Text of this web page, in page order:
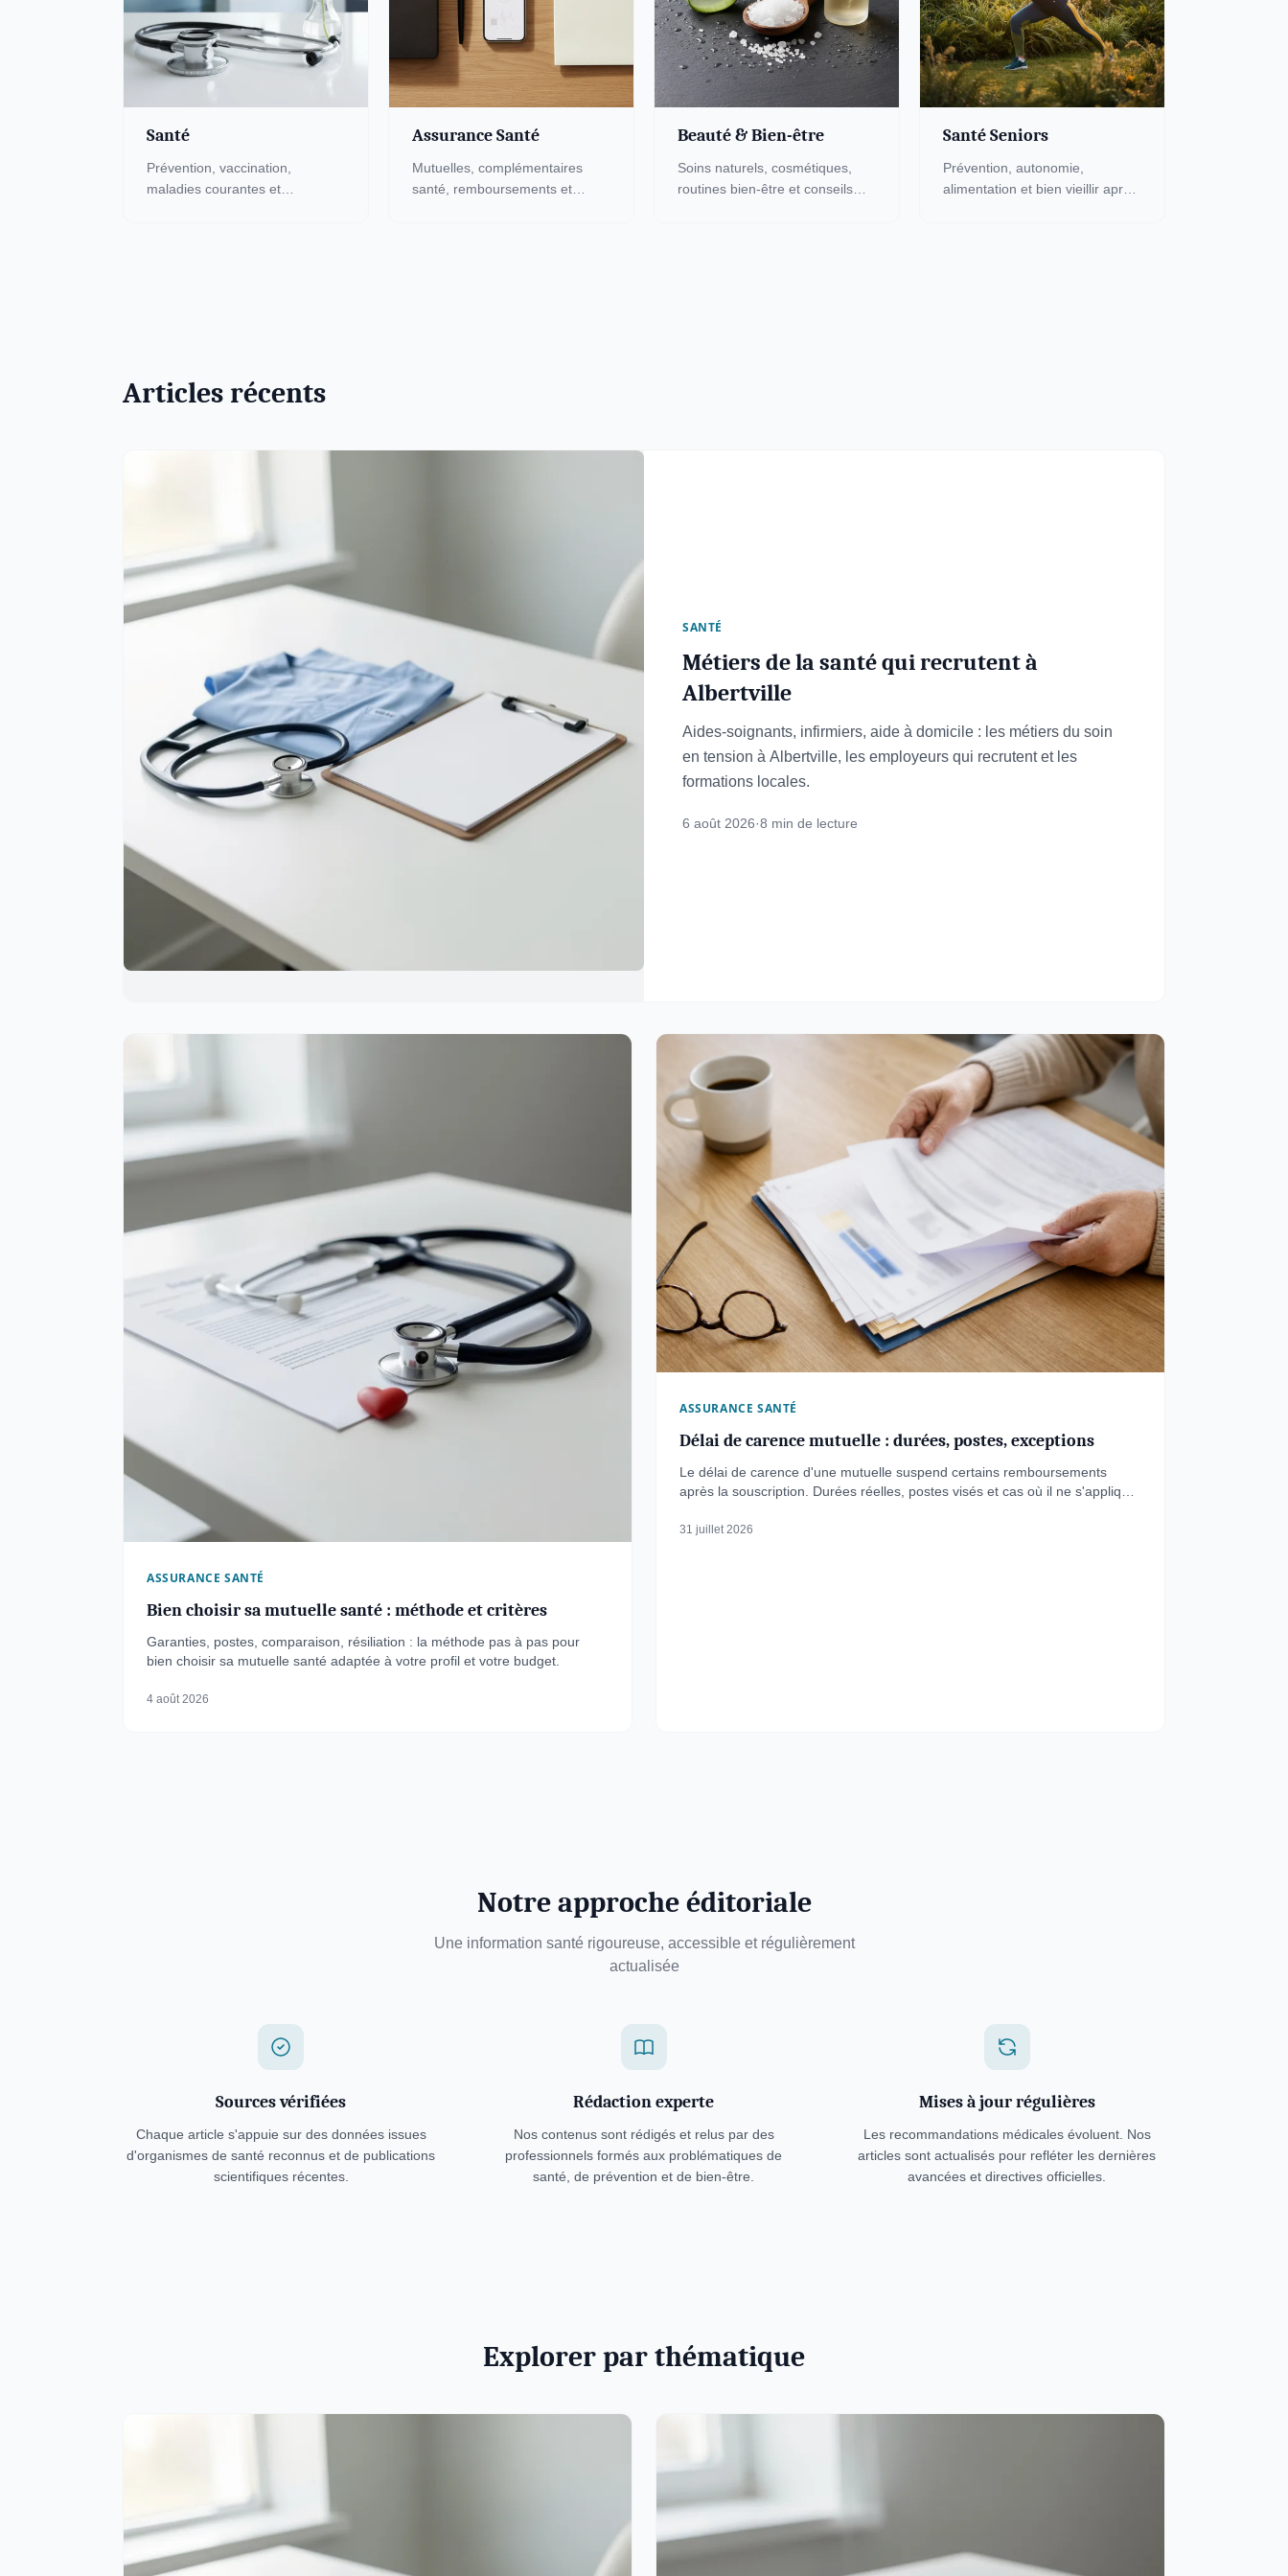
Santé
Prévention, vaccination,
maladies courantes et
Assurance Santé
Mutuelles, complémentaires
santé, remboursements et
Beauté & Bien-être
Soins naturels, cosmétiques,
routines bien-être et conseils
Santé Seniors
Prévention, autonomie,
alimentation et bien vieillir après
Articles récents
SANTÉ
Métiers de la santé qui recrutent à
Albertville
Aides-soignants, infirmiers, aide à domicile : les métiers du soin
en tension à Albertville, les employeurs qui recrutent et les
formations locales.
6 août 2026·8 min de lecture
ASSURANCE SANTÉ
Bien choisir sa mutuelle santé : méthode et critères
Garanties, postes, comparaison, résiliation : la méthode pas à pas pour
bien choisir sa mutuelle santé adaptée à votre profil et votre budget.
4 août 2026
ASSURANCE SANTÉ
Délai de carence mutuelle : durées, postes, exceptions
Le délai de carence d'une mutuelle suspend certains remboursements
après la souscription. Durées réelles, postes visés et cas où il ne s'applique
31 juillet 2026
Notre approche éditoriale
Une information santé rigoureuse, accessible et régulièrement
actualisée
Sources vérifiées
Chaque article s'appuie sur des données issues
d'organismes de santé reconnus et de publications
scientifiques récentes.
Rédaction experte
Nos contenus sont rédigés et relus par des
professionnels formés aux problématiques de
santé, de prévention et de bien-être.
Mises à jour régulières
Les recommandations médicales évoluent. Nos
articles sont actualisés pour refléter les dernières
avancées et directives officielles.
Explorer par thématique